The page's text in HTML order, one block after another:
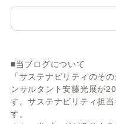
■当ブログについて
「サステナビリティのそ
ンサルタント安藤光展が
す。サステナビリティ担
す。